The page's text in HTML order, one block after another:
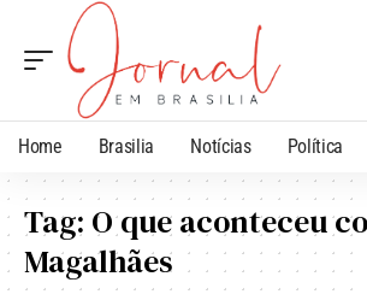
Home Brasilia Notícias Política
Tag: O que aconteceu
Magalhães